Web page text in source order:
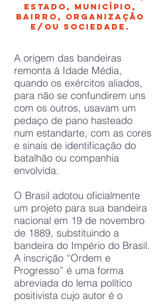
ESTADO, MUNICÍPIO,
BAIRRO, ORGANIZAÇÃO
E/OU SOCIEDADE.
A origem das bandeiras
remonta à Idade Média,
quando os exércitos aliados,
para não se confundirem uns
com os outros, usavam um
pedaço de pano hasteado
num estandarte, com as cores
e sinais de identificação do
batalhão ou companhia
envolvida.
O Brasil adotou oficialmente
um projeto para sua bandeira
nacional em 19 de novembro
de 1889, substituindo a
bandeira do Império do Brasil.
A inscrição “Ordem e
Progresso” é uma forma
abreviada do lema político
positivista cujo autor é o